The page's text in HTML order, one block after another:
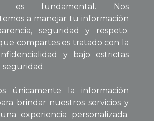
es fundamental. Nos
a manejar tu información
seguridad y respeto.
compartes es tratado con la
y bajo estrictas
seguridad.
únicamente la información
brindar nuestros servicios y
experiencia personalizada.